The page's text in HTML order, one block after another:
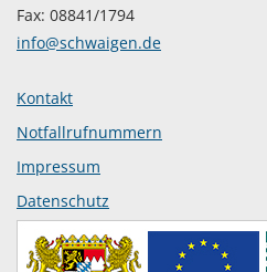
Fax: 08841/1794
info@schwaigen.de
Kontakt
Notfallrufnummern
Impressum
Datenschutz